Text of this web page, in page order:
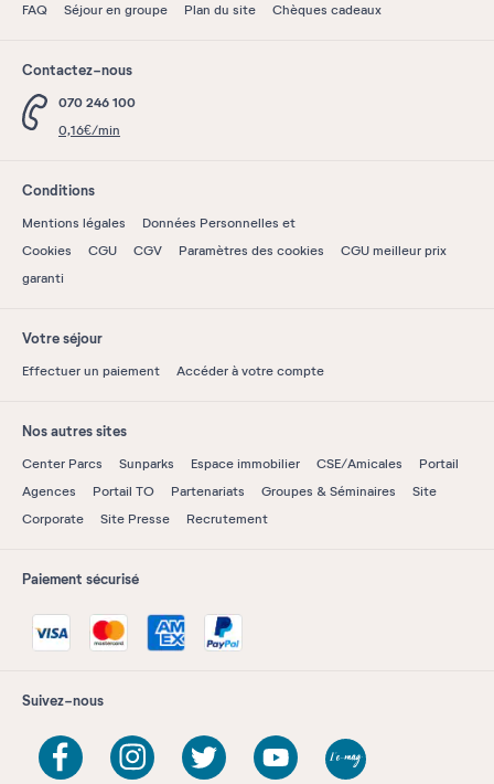
FAQ Séjour en groupe Plan du site Chèques cadeaux
Contactez-nous
070 246 100
0,16€/min
Conditions
Mentions légales
Données Personnelles et
Cookies
CGU CGV Paramètres des cookies
CGU meilleur prix
garanti
Votre séjour
Effectuer un paiement Accéder à votre compte
Nos autres sites
Center Parcs Sunparks Espace immobilier CSE/Amicales
Portail
Agences
Portail TO Partenariats Groupes & Séminaires
Site
Corporate
Site Presse Recrutement
Paiement sécurisé
Suivez-nous